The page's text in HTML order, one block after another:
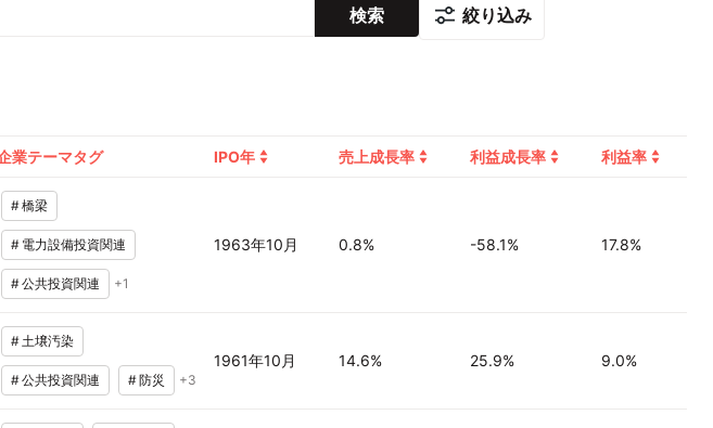
検索 絞り込み
業テーマタグ IPO年 売上成長率 利益成長率 利益率
#橋梁
# 電力設備投資関連
#公共投資関連 +1
1963年10月 0.8% -58.1% 17.8%
#土壌汚染
#公共投資関連 #防災 +3
1961年10月 14.6% 25.9% 9.0%